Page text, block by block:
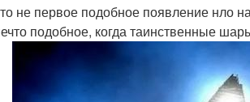
не первое подобное появление нло
подобное, когда таинственные